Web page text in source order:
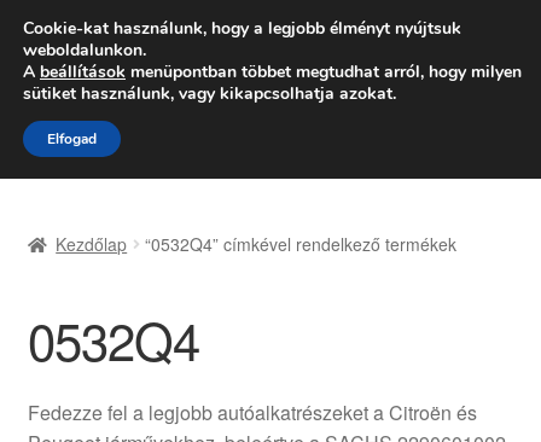
SZÁLLÍTÁS 2618 Ft-tól
Hétfő-Péntek 9:00–16:0006 80 088 054
Ugrás
a
navigációhoz
Kilépés
a
tartalomba
Adatvédelmi irányelvek
Felhasználási feltételek
Kezdőlap “0532Q4” címkével rendelkező termékek
0532Q4
Fedezze fel a legjobb autóalkatrészeket a Citroën és
Cookie-kat használunk, hogy a legjobb élményt nyújtsuk
weboldalunkon.
A beállítások menüpontban többet megtudhat arról, hogy milyen
sütiket használunk, vagy kikapcsolhatja azokat.
Elfogad